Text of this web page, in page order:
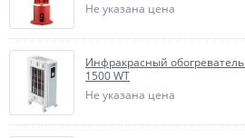
Не указана цена
Инфракрасный обогреватель
1500 WT
Не указана цена